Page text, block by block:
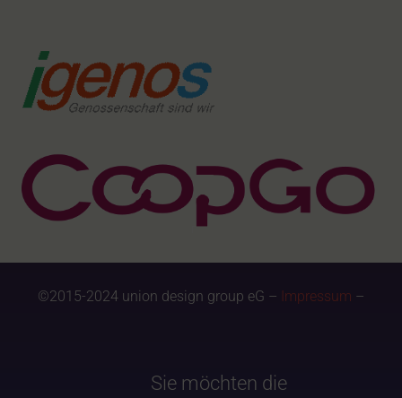
©2015-2024 union design group eG – Impressum –
Sie möchten die